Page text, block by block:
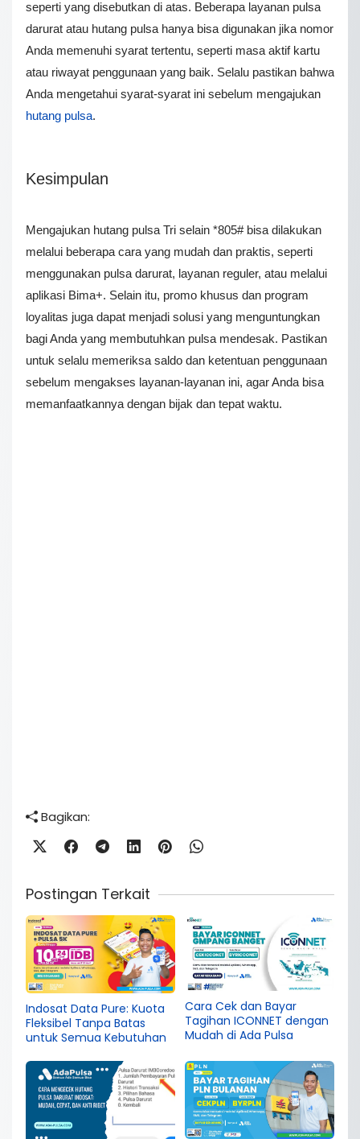
seperti yang disebutkan di atas. Beberapa layanan pulsa
darurat atau hutang pulsa hanya bisa digunakan jika nomor
Anda memenuhi syarat tertentu, seperti masa aktif kartu
atau riwayat penggunaan yang baik. Selalu pastikan bahwa
Anda mengetahui syarat-syarat ini sebelum mengajukan
hutang pulsa.
Kesimpulan
Mengajukan hutang pulsa Tri selain *805# bisa dilakukan
melalui beberapa cara yang mudah dan praktis, seperti
menggunakan pulsa darurat, layanan reguler, atau melalui
aplikasi Bima+. Selain itu, promo khusus dan program
loyalitas juga dapat menjadi solusi yang menguntungkan
bagi Anda yang membutuhkan pulsa mendesak. Pastikan
untuk selalu memeriksa saldo dan ketentuan penggunaan
sebelum mengakses layanan-layanan ini, agar Anda bisa
memanfaatkannya dengan bijak dan tepat waktu.
Bagikan:
Postingan Terkait
Indosat Data Pure: Kuota
Fleksibel Tanpa Batas
untuk Semua Kebutuhan
Cara Cek dan Bayar
Tagihan ICONNET dengan
Mudah di Ada Pulsa